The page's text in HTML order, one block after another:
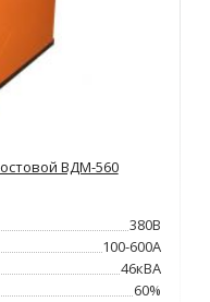
ВДМ-560
380В
100-600А
46кВА
60%